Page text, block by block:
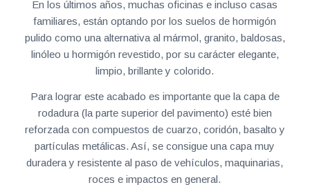
En los últimos años, muchas oficinas e incluso casas
familiares, están optando por los suelos de hormigón
pulido como una alternativa al mármol, granito, baldosas,
linóleo u hormigón revestido, por su carácter elegante,
limpio, brillante y colorido.
Para lograr este acabado es importante que la capa de
rodadura (la parte superior del pavimento) esté bien
reforzada con compuestos de cuarzo, coridón, basalto y
partículas metálicas. Así, se consigue una capa muy
duradera y resistente al paso de vehículos, maquinarias,
roces e impactos en general.